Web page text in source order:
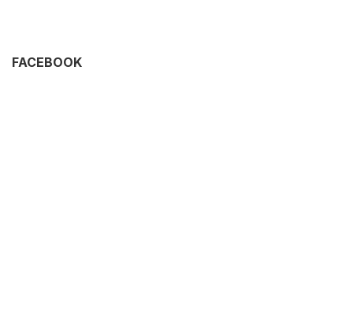
FACEBOOK